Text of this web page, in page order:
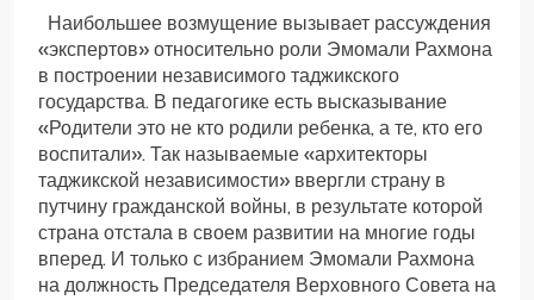
Наибольшее возмущение вызывает рассуждения
«экспертов» относительно роли Эмомали Рахмона
в построении независимого таджикского
государства. В педагогике есть высказывание
«Родители это не кто родили ребенка, а те, кто его
воспитали». Так называемые «архитекторы
таджикской независимости» ввергли страну в
путчину гражданской войны, в результате которой
страна отстала в своем развитии на многие годы
вперед. И только с избранием Эмомали Рахмона
на должность Председателя Верховного Совета на